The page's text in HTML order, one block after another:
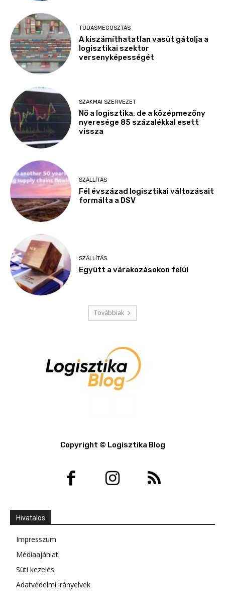
TUDÁSMEGOSZTÁS
A kiszámíthatatlan vasút gátolja a
logisztikai szektor
versenyképességét
SZAKMAI SZERVEZET
Nő a logisztika, de a középmezőny
nyeresége 85 százalékkal esett
vissza
SZÁLLÍTÁS
Fél évszázad logisztikai változásait
formálta a DSV
SZÁLLÍTÁS
Együtt a várakozásokon felül
Továbbiak
Copyright © Logisztika Blog
Hivatalos
Impresszum
Médiaajánlat
Süti kezelés
Adatvédelmi irányelvek